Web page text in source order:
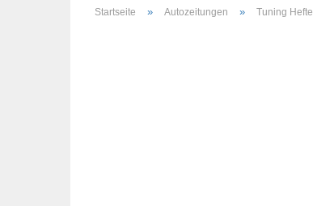
Startseite » Autozeitungen » Tuning Hefte